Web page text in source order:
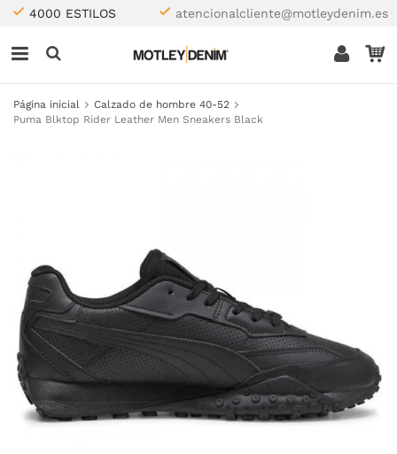
4000 ESTILOS atencionalcliente@motleydenim.es
Página inicial
Calzado de hombre 40-52
Puma Blktop Rider Leather Men Sneakers Black